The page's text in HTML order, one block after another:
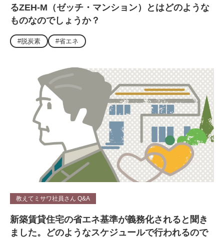
るZEH-M（ゼッチ・マンション）とはどのような
ものなのでしょうか？
#脱炭素 #省エネ
教えてミサワ社員さん Q&A
新築賃貸住宅の省エネ基準が義務化されると聞き
ました。どのようなスケジュールで行われるので